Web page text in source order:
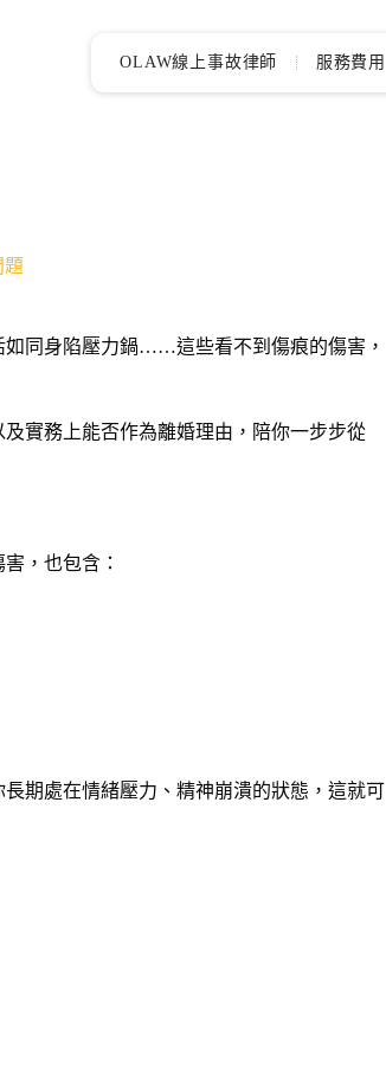
OLAW線上事故律師 服務費用
題
如同身陷壓力鍋……這些看不到傷痕的傷害，
實務上能否作為離婚理由，陪你一步步從
，也包含：
期處在情緒壓力、精神崩潰的狀態，這就可